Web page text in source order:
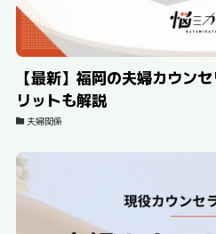
【最新】福岡の夫婦カウン
リットも解説
夫婦関係